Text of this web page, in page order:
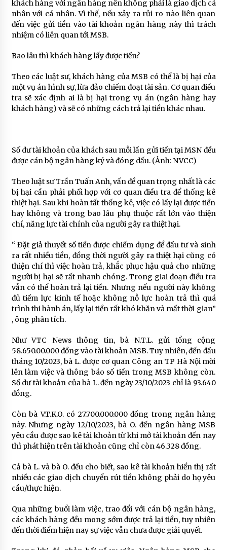
khách hàng với ngân hàng nên không phải là giao dịch cá
nhân với cá nhân. Vì thế, nếu xảy ra rủi ro nào liên quan
đến việc gửi tiền vào tài khoản ngân hàng này thì trách
nhiệm có liên quan tới MSB.
Bao lâu thì khách hàng lấy được tiền?
Theo các luật sư, khách hàng của MSB có thể là bị hại của
một vụ án hình sự, lừa đảo chiếm đoạt tài sản. Cơ quan điều
tra sẽ xác định ai là bị hại trong vụ án (ngân hàng hay
khách hàng) và sẽ có những cách trả lại tiền khác nhau.
Số dư tài khoản của khách sau mỗi lần gửi tiền tại MSN đều
được cán bộ ngân hàng ký và đóng dấu. (Ảnh: NVCC)
Theo luật sư Trần Tuấn Anh, vấn đề quan trọng nhất là các
bị hại cần phải phối hợp với cơ quan điều tra để thống kê
thiệt hại. Sau khi hoàn tất thống kê, việc có lấy lại được tiền
hay không và trong bao lâu phụ thuộc rất lớn vào thiện
chí, năng lực tài chính của người gây ra thiệt hại.
“ Đặt giả thuyết số tiền được chiếm dụng để đầu tư và sinh
ra rất nhiều tiền, đồng thời người gây ra thiệt hại cũng có
thiện chí thì việc hoàn trả, khắc phục hậu quả cho những
người bị hại sẽ rất nhanh chóng. Trong giai đoạn điều tra
vẫn có thể hoàn trả lại tiền. Nhưng nếu người này không
đủ tiềm lực kinh tế hoặc không nỗ lực hoàn trả thì quá
trình thi hành án, lấy lại tiền rất khó khăn và mất thời gian”
, ông phân tích.
Như VTC News thông tin, bà N.T.L. gửi tổng cộng
58.650.00.000 đồng vào tài khoản MSB. Tuy nhiên, đến đầu
tháng 10/2023, bà L. được cơ quan Công an TP Hà Nội mời
lên làm việc và thông báo số tiền trong MSB không còn.
Số dư tài khoản của bà L. đến ngày 23/10/2023 chỉ là 93.640
đồng.
Còn bà V.T.K.O. có 27.700.000.000 đồng trong ngân hàng
này. Nhưng ngày 12/10/2023, bà O. đến ngân hàng MSB
yêu cầu được sao kê tài khoản từ khi mở tài khoản đến nay
thì phát hiện trên tài khoản cũng chỉ còn 46.328 đồng.
Cả bà L. và bà O. đều cho biết, sao kê tài khoản hiển thị rất
nhiều các giao dịch chuyển rút tiền không phải do họ yêu
cầu/thực hiện.
Qua những buổi làm việc, trao đổi với cán bộ ngân hàng,
các khách hàng đều mong sớm được trả lại tiền, tuy nhiên
đến thời điểm hiện nay sự việc vẫn chưa được giải quyết.